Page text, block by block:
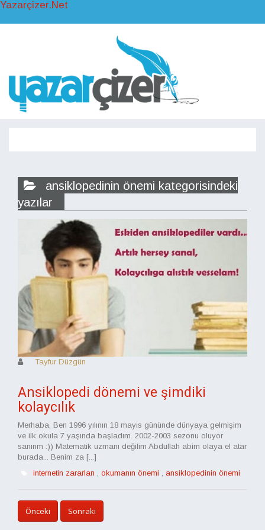
Yazarçizer.Net
ansiklopedinin önemi kategorisindeki
yazılar
Tayfur Düzgün
Ansiklopedi dönemi ve şimdiki
kolaycılık
Merhaba, Ben 1996 yılının 18 mayıs gününde dünyaya gelmişim
ve ilk okula 7 yaşında başladım. 2002-2003 sezonu oluyor
sanırım :)) Matematik uzmanı değilim Abdullah abim olaya el atar
burada... Benim za [...]
internetin zararları
okumanın önemi ansiklopedinin önemi
Önceki Sonraki